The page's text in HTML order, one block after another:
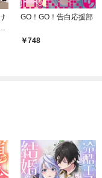
GO！GO！告白応援部
748